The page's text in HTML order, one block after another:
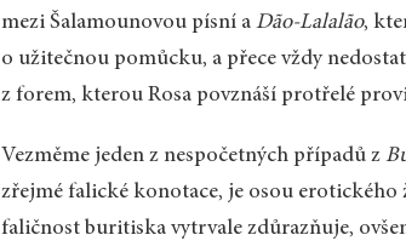
mezi Šalamounovou písní aDão-Lalalão,
o užitečnou pomůcku, a přece vždy
z forem, kterou Rosa povznáší protřelé
Vezměme jeden z nespočetných případů z
zřejmé falické konotace, je osou erotického
faličnost buritiska vytrvale zdůrazňuje,